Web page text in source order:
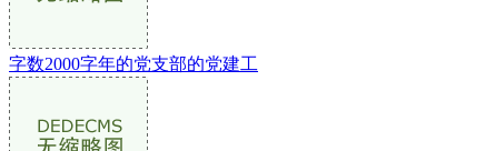
字数2000字年的党支部的党建工